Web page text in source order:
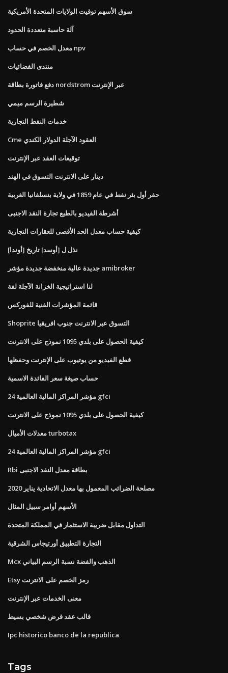
سوق الأسهم توقيت الولايات المتحدة الأمريكية
آلة حاسبة متعددة الحدود
معدل الخصم في حساب npv
منتدى الفضائيات
دفع فاتورة بطاقة nordstrom عبر الإنترنت
شطيرة الرسم ميمي
خدمات النفط التجارية
Cme العقود الآجلة الدولار الكندي
توقيعات العقد عبر الإنترنت
دينار على الانترنت التسوق في الهند
حفر أول بئر نفط في عام 1859 في ولاية بنسلفانيا الغربية
أشرطة الفيديو بالطبع تجارة النقد الاجنبى
كيفية حساب معدل الحد الأقصى للعقارات التجارية
نذل ل [أوسد] تاريخ [أوندا]
جديدة عالية منخفضة جديدة مؤشر amibroker
لنا استراتيجية الخزانة الآجلة لفة
قائمة المؤشرات الفنية للفوركس
Shoprite التسوق عبر الانترنت جنوب افريقيا
كيفية الحصول على بلدي 1095 نموذج على الانترنت
قطع الفيديو من يوتيوب على الإنترنت وحفظها
حساب صيغة سعر الفائدة الاسمية
مؤشر المراكز المالية العالمية 24 gfci
كيفية الحصول على بلدي 1095 نموذج على الانترنت
معدلات الأميال turbotax
مؤشر المراكز المالية العالمية 24 gfci
Rbi بطاقة معدل النقد الاجنبى
مصلحة الضرائب المعمول بها معدل الاتحادية يناير 2020
الأسهم أوامر سبيل المثال
التداول مقابل ضريبة الاستثمار في المملكة المتحدة
التجارة التطبيق أورتيجاس الشرقية
Mcx الذهب والفضة نسبة الرسم البياني
Etsy رمز الخصم على الانترنت
معنى الخدمات عبر الإنترنت
قالب عقد قرض شخصي بسيط
Ipc historico banco de la republica
Tags